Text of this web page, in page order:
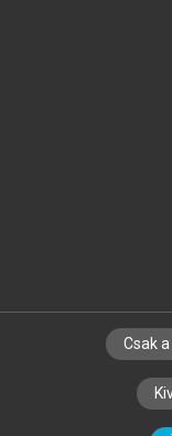
SZERZŐKNEK
Csak